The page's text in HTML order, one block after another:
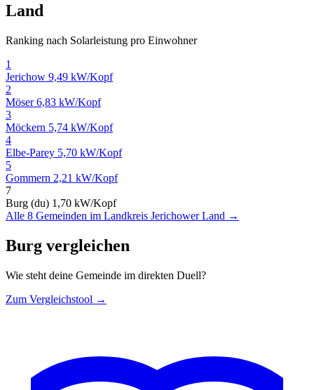
Land
Ranking nach Solarleistung pro Einwohner
1
Jerichow 9,49 kW/Kopf
2
Möser6,83 kW/Kopf
3
Möckern 5,74 kW/Kopf
4
Elbe-Parey 5,70 kW/Kopf
5
Gommern 2,21 kW/Kopf
7
Burg (du) 1,70 kW/Kopf
Alle 8 Gemeinden im Landkreis Jerichower Land →
Burg vergleichen
Wie steht deine Gemeinde im direkten Duell?
Zum Vergleichstool →